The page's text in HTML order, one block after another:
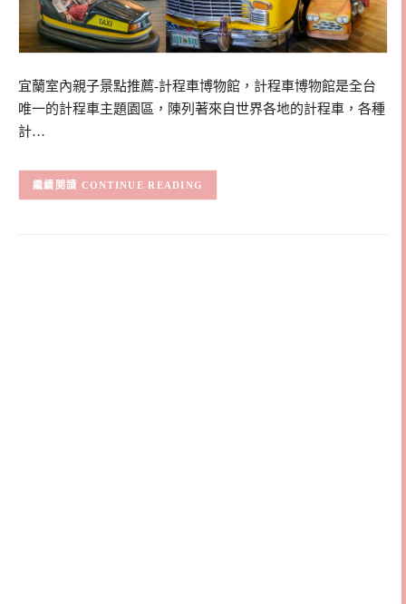
宜蘭室內親子景點推薦-計程車博物館，計程車博物館是全台
唯一的計程車主題園區，陳列著來自世界各地的計程車，各種
計…
CONTINUE READING